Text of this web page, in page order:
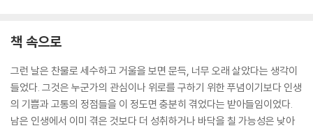
책 속으로
그런 날은 찬물로 세수하고 거울을 보면 문득, 너무 오래 살았다는 생각이
들었다. 그것은 누군가의 관심이나 위로를 구하기 위한 푸념이기보다 인생
의 기쁨과 고통의 정점들을 이 정도면 충분히 겪었다는 받아들임이었다.
남은 인생에서 이미 겪은 것보다 더 성취하거나 바닥을 칠 가능성은 낮아